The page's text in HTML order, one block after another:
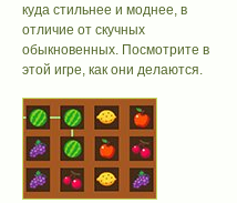
куда стильнее и моднее, в
отличие от скучных
обыкновенных. Посмотрите в
этой игре, как они делаются.